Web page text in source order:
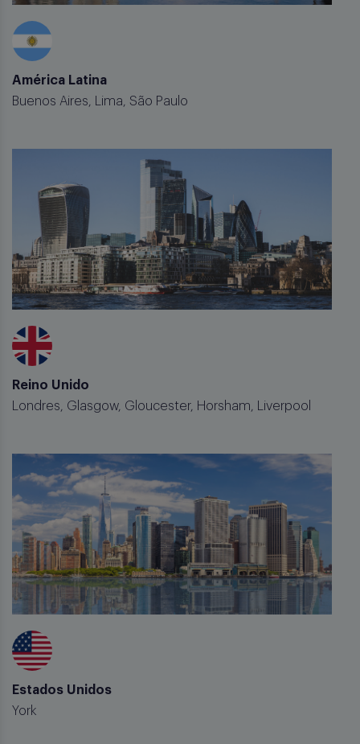
América Latina
Buenos Aires, Lima, São Paulo
Reino Unido
Londres, Glasgow, Gloucester, Horsham, Liverpool
Estados Unidos
York